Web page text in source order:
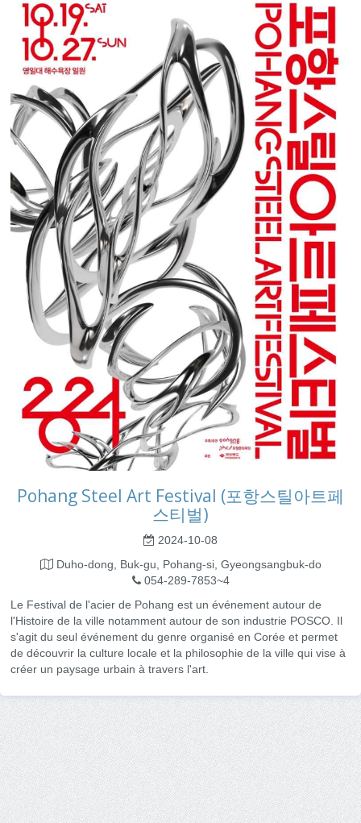
Pohang Steel Art Festival (포항스틸아트페
스티벌)
2024-10-08
Duho-dong, Buk-gu, Pohang-si, Gyeongsangbuk-do
054-289-7853~4
Le Festival de l'acier de Pohang est un événement autour de
l'Histoire de la ville notamment autour de son industrie POSCO. Il
s'agit du seul événement du genre organisé en Corée et permet
de découvrir la culture locale et la philosophie de la ville qui vise à
créer un paysage urbain à travers l'art.